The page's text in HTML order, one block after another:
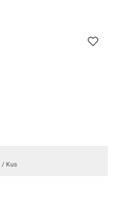
/ Kus